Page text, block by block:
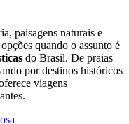
paisagens naturais e
quando o assunto é
do Brasil. De praias
por destinos históricos
viagens